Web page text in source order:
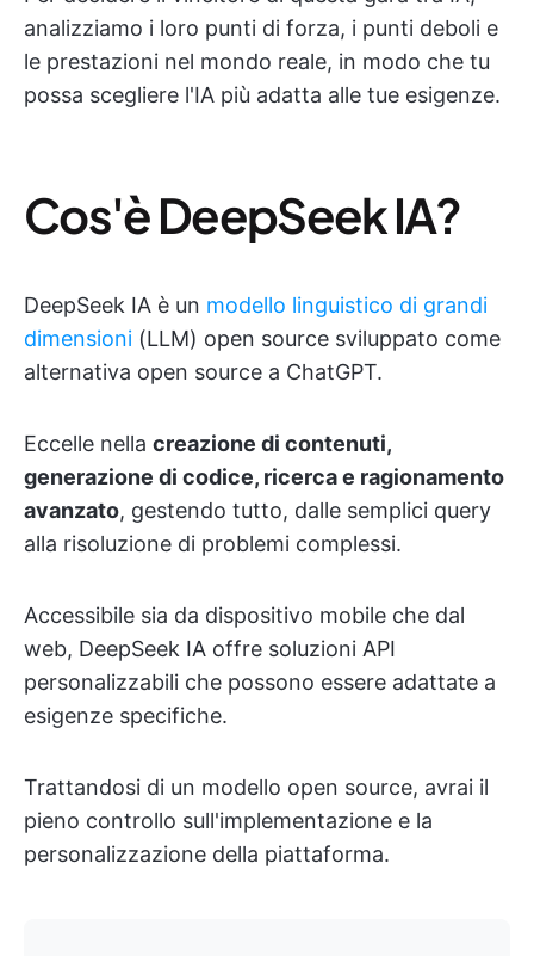
analizziamo i loro punti di forza, i punti deboli e
le prestazioni nel mondo reale, in modo che tu
possa scegliere l'IA più adatta alle tue esigenze.
Cos'è DeepSeek IA?
DeepSeek IA è un modello linguistico di grandi
dimensioni (LLM) open source sviluppato come
alternativa open source a ChatGPT.
Eccelle nella creazione di contenuti,
generazione di codice, ricerca e ragionamento
avanzato, gestendo tutto, dalle semplici query
alla risoluzione di problemi complessi.
Accessibile sia da dispositivo mobile che dal
web, DeepSeek IA offre soluzioni API
personalizzabili che possono essere adattate a
esigenze specifiche.
Trattandosi di un modello open source, avrai il
pieno controllo sull'implementazione e la
personalizzazione della piattaforma.